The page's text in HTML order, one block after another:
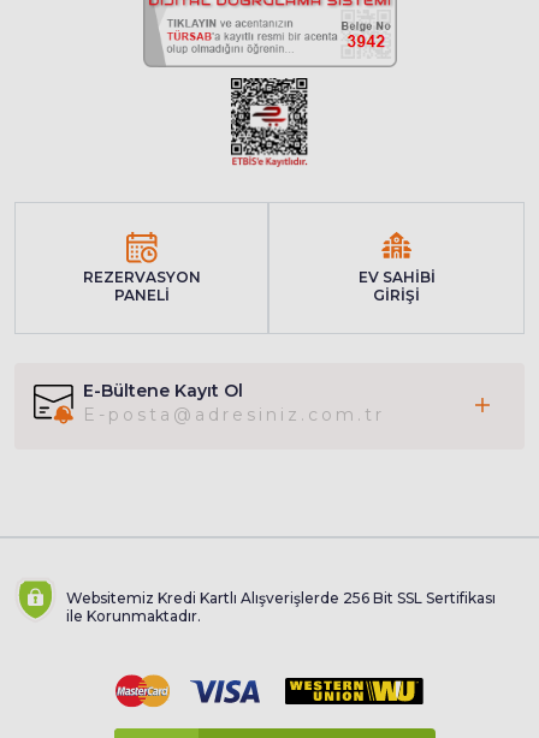
REZERVASYON
PANELİ
EV SAHİBİ
GİRİŞİ
E-Bültene Kayıt Ol
Websitemiz Kredi Kartlı Alışverişlerde 256 Bit SSL Sertifikası
ile Korunmaktadır.